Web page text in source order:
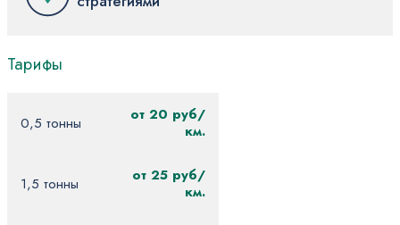
Тарифы
0,5 тонны
от 20 руб/
км.
1,5 тонны
от 25 руб/
км.